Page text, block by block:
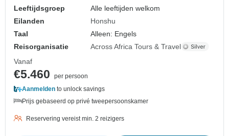
Leeftijdsgroep
Alle leeftijden welkom
Eilanden
Honshu
Taal
Alleen: Engels
Reisorganisatie
Across Africa Tours & Travel
Vanaf
€5.460
per persoon
Aanmelden to unlock savings
Prijs gebaseerd op privé tweepersoonskamer
Reservering vereist min. 2 reizigers